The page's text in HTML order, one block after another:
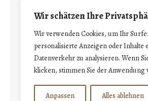
Wir schätzen Ihre
Wir verwenden Cookies, um Ihr
personalisierte Anzeigen oder Inhalte
Datenverkehr zu analysieren. Wenn
klicken, stimmen Sie der Anwendung
Anpassen Alles ablehnen
Copyright © 2024,